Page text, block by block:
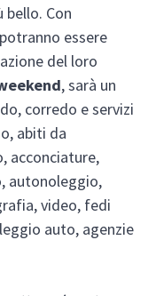
bello. Con
essere
del loro
, sarà un
corredo e servizi
abiti da
acconciature,
autonoleggio,
video, fedi
auto, agenzie